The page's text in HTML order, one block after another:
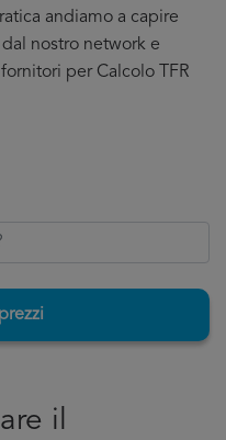
andiamo a capire
nostro network e
per Calcolo TFR
il